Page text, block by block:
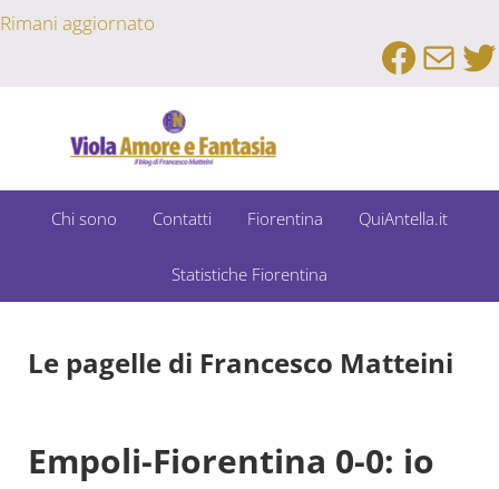
Passa al contenuto principale
Skip to after header navigation
Skip to site footer
Rimani aggiornato
Viola Amore e Fantasia
Chi sono Contatti Fiorentina QuiAntella.it
Statistiche Fiorentina
Le pagelle di Francesco Matteini
Empoli-Fiorentina 0-0: io